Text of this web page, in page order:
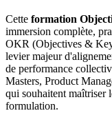
Cette formation
immersion complète,
OKR (Objectives &
levier majeur
de performance
Masters, Product
qui souhaitent maîtriser
formulation.